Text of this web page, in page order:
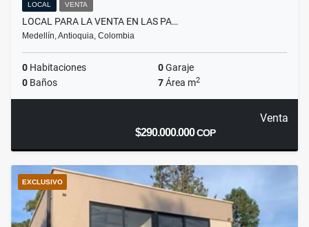
LOCAL VENTA
LOCAL PARA LA VENTA EN LAS PA…
Medellín, Antioquia, Colombia
0 Habitaciones 0Garaje
0 Baños 7Área m2
Venta
$290.000.000COP
EXCLUSIVO